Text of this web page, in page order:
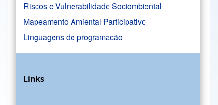
Riscos e Vulnerabilidade Sociombiental
Mapeamento Amiental Participativo
Linguagens de programacão
Links